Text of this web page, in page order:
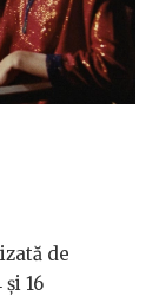
de
16